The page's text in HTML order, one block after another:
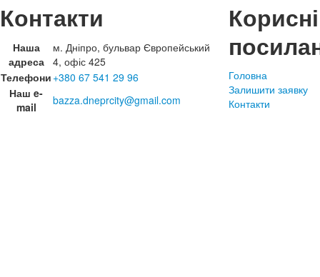
Контакти
Наша
адреса
м. Дніпро, бульвар Європейський
4, офіс 425
Телефони +380 67 541 29 96
Наш e-
mail
bazza.dneprcity@gmail.com
Корисні
Головна
Залишити заявку
Контакти